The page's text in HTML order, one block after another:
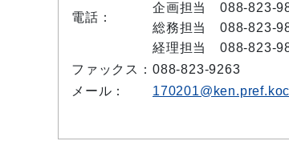
電話：
企画担当 088-823-
総務担当 088-823-
経理担当 088-823-
ファックス： 088-823-9263
メール：